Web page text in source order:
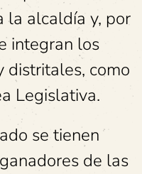
la alcaldía y, por
integran los
distritales, como
Legislativa.
se tienen
de las